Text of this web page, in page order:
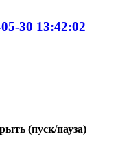
30 13:42:02
(пуск/пауза)